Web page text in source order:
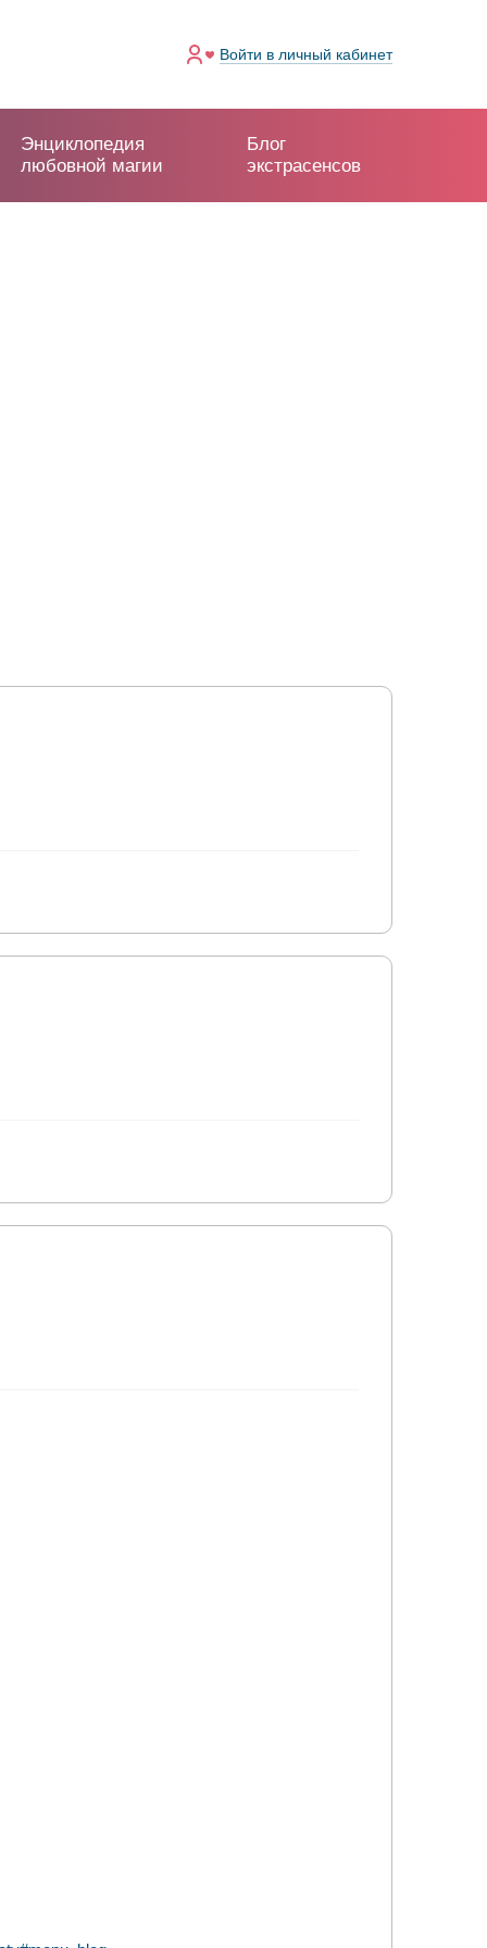
Войти в личный кабинет
Энциклопедия
любовной магии
Блог
экстрасенсов